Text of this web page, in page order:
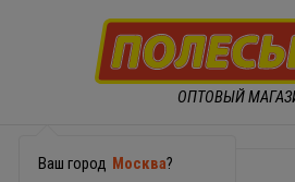
ОПТОВЫЙ
Ваш город Москва?